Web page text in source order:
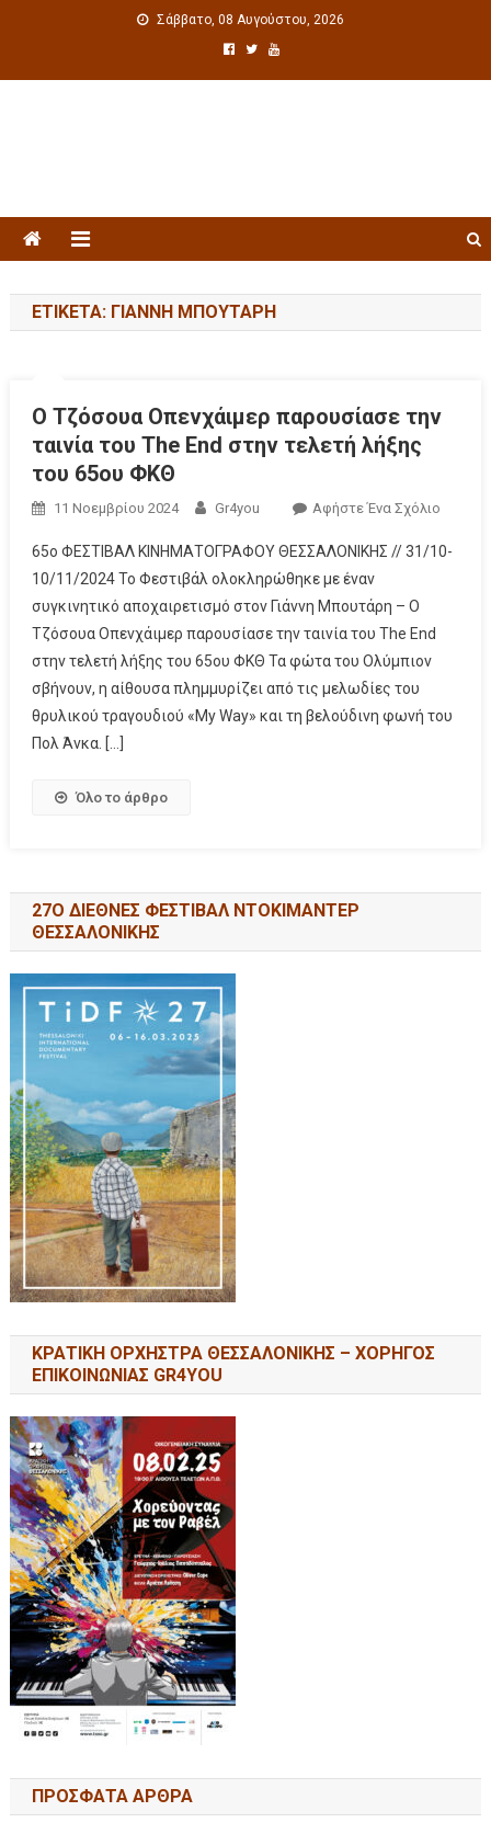
Σάββατο, 08 Αυγούστου, 2026
ΕΤΙΚΈΤΑ: ΓΙΆΝΝΗ ΜΠΟΥΤΆΡΗ
Ο Τζόσουα Οπενχάιμερ παρουσίασε την
ταινία του The End στην τελετή λήξης
του 65ου ΦΚΘ
11 Νοεμβρίου 2024 Gr4you Αφήστε Ένα Σχόλιο
65ο ΦΕΣΤΙΒΑΛ ΚΙΝΗΜΑΤΟΓΡΑΦΟΥ ΘΕΣΣΑΛΟΝΙΚΗΣ // 31/10-
10/11/2024 Το Φεστιβάλ ολοκληρώθηκε με έναν
συγκινητικό αποχαιρετισμό στον Γιάννη Μπουτάρη – Ο
Τζόσουα Οπενχάιμερ παρουσίασε την ταινία του The End
στην τελετή λήξης του 65ου ΦΚΘ Τα φώτα του Ολύμπιον
σβήνουν, η αίθουσα πλημμυρίζει από τις μελωδίες του
θρυλικού τραγουδιού «My Way» και τη βελούδινη φωνή του
Πολ Άνκα. […]
Όλο το άρθρο
27Ο ΔΙΕΘΝΕΣ ΦΕΣΤΙΒΑΛ ΝΤΟΚΙΜΑΝΤΕΡ
ΘΕΣΣΑΛΟΝΙΚΗΣ
ΚΡΑΤΙΚΗ ΟΡΧΗΣΤΡΑ ΘΕΣΣΑΛΟΝΙΚΗΣ – ΧΟΡΗΓΟΣ
ΕΠΙΚΟΙΝΩΝΙΑΣ GR4YOU
ΠΡΟΣΦΑΤΑ ΑΡΘΡΑ